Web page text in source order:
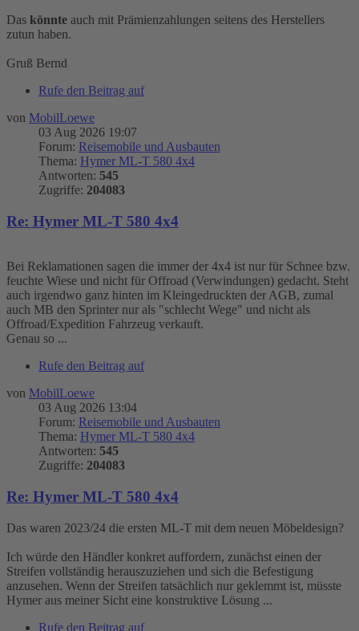
Das könnte auch mit Prämienzahlungen seitens des Herstellers
zutun haben.
Gruß Bernd
Rufe den Beitrag auf
von MobilLoewe
03 Aug 2026 19:07
Forum: Reisemobile und Ausbauten
Thema: Hymer ML-T 580 4x4
Antworten: 545
Zugriffe: 204083
Re: Hymer ML-T 580 4x4
Bei Reklamationen sagen die immer der 4x4 ist nur für Schnee bzw.
feuchte Wiese und nicht für Offroad (Verwindungen) gedacht. Steht
auch irgendwo ganz hinten im Kleingedruckten der AGB, zumal
auch MB den Sprinter nur als "schlecht Wege" und nicht als
Offroad/Expedition Fahrzeug verkauft.
Genau so ...
Rufe den Beitrag auf
von MobilLoewe
03 Aug 2026 13:04
Forum: Reisemobile und Ausbauten
Thema: Hymer ML-T 580 4x4
Antworten: 545
Zugriffe: 204083
Re: Hymer ML-T 580 4x4
Das waren 2023/24 die ersten ML-T mit dem neuen Möbeldesign?
Ich würde den Händler konkret auffordern, zunächst einen der
Streifen vollständig herauszuziehen und sich die Befestigung
anzusehen. Wenn der Streifen tatsächlich nur geklemmt ist, müsste
Hymer aus meiner Sicht eine konstruktive Lösung ...
Rufe den Beitrag auf